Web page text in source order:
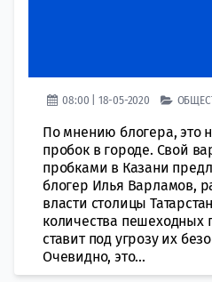
08:00 | 18-05-2020
По мнению блогера, это
пробок в городе. Свой
пробками в Казани
блогер Илья Варламов,
власти столицы
количества пешеходных
ставит под угрозу их
Очевидно, это...